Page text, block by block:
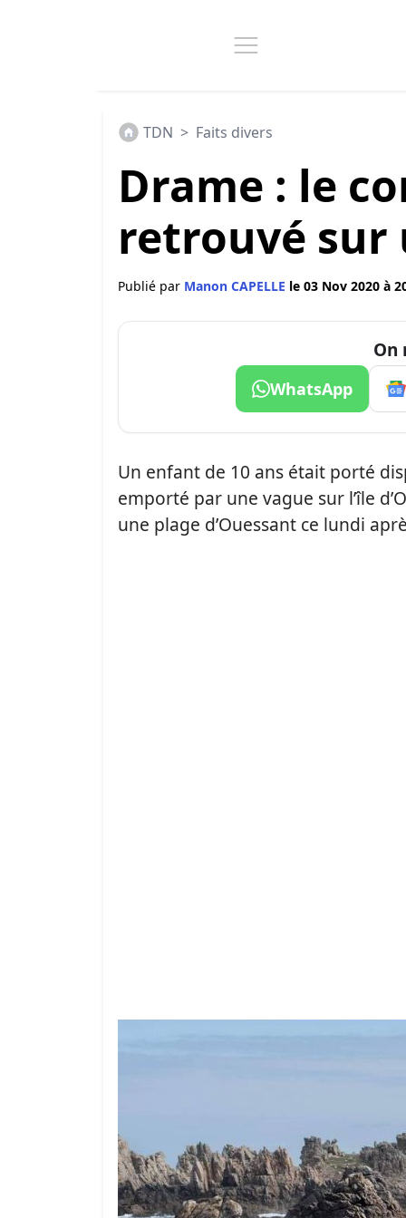
TDN > Faits divers
Drame : le
retrouvé sur
Publié par Manon CAPELLE le 03 Nov 2020 à
On
WhatsApp
Un enfant de 10 ans était porté
emporté par une vague sur l’île
une plage d’Ouessant ce lundi